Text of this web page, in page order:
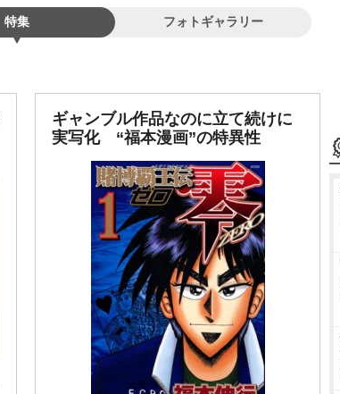
特集 フォトギャラリー
ギャンブル作品なのに立て続けに
実写化 “福本漫画”の特異性